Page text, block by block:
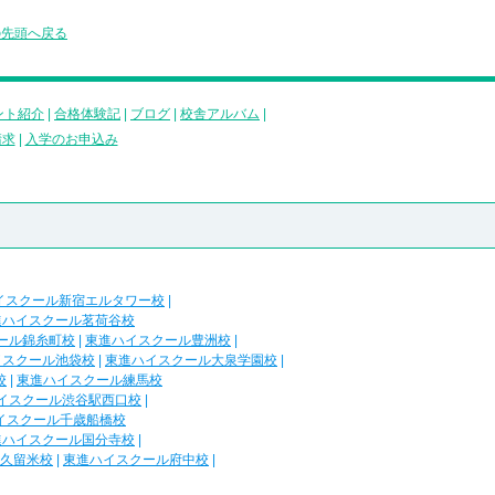
頭へ戻る
ト紹介 合格体験記 ブログ 校舎アルバム
|
入学のお申込み
スクール新宿エルタワー校
イスクール茗荷谷校
ル錦糸町校 東進ハイスクール豊洲校
クール池袋校 東進ハイスクール大泉学園校
東進ハイスクール練馬校
スクール渋谷駅西口校
スクール千歳船橋校
イスクール国分寺校
留米校 東進ハイスクール府中校